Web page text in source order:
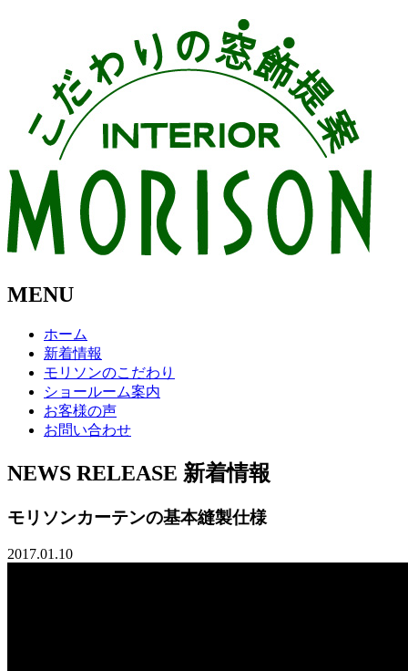
MENU
ホーム
新着情報
モリソンのこだわり
ショールーム案内
お客様の声
お問い合わせ
NEWS RELEASE 新着情報
モリソンカーテンの基本縫製仕様
2017.01.10